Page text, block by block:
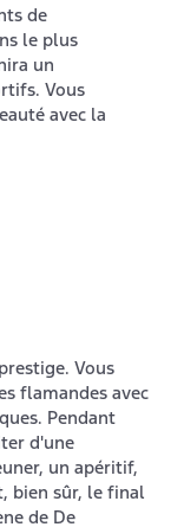
de
le plus
un
Vous
avec la
Vous
flamandes avec
Pendant
d'une
un apéritif,
bien sûr, le final
de De